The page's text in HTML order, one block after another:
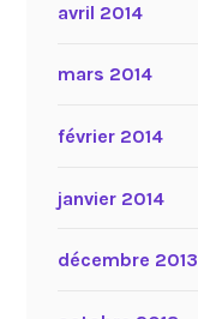
avril 2014
mars 2014
février 2014
janvier 2014
décembre 2013